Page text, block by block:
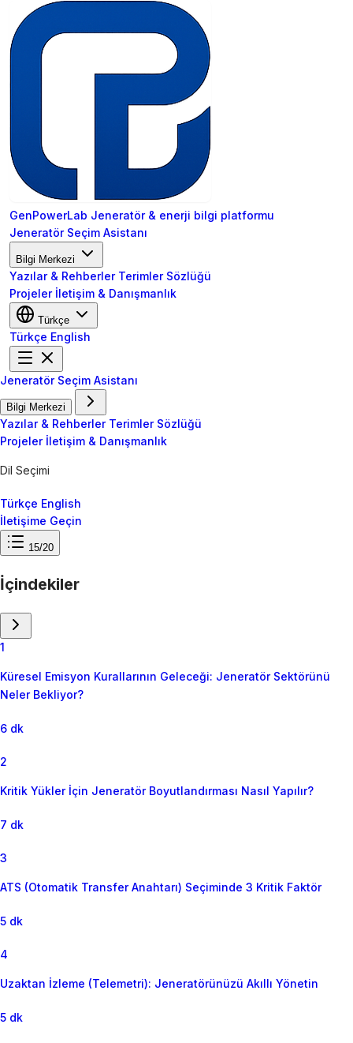
GenPowerLab Jeneratör & enerji bilgi platformu
Jeneratör Seçim Asistanı
Bilgi Merkezi
Yazılar & Rehberler Terimler Sözlüğü
Projeler İletişim & Danışmanlık
Türkçe
Türkçe English
Jeneratör Seçim Asistanı
Bilgi Merkezi
Yazılar & Rehberler Terimler Sözlüğü
Projeler İletişim & Danışmanlık
Dil Seçimi
Türkçe English
İletişime Geçin
15/20
İçindekiler
1
Küresel Emisyon Kurallarının Geleceği: Jeneratör Sektörünü
Neler Bekliyor?
6 dk
2
Kritik Yükler İçin Jeneratör Boyutlandırması Nasıl Yapılır?
7 dk
3
ATS (Otomatik Transfer Anahtarı) Seçiminde 3 Kritik Faktör
5 dk
4
Uzaktan İzleme (Telemetri): Jeneratörünüzü Akıllı Yönetin
5 dk